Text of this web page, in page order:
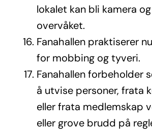
lokalet kan bli kamera
overvåket.
Fanahallen praktiserer
for mobbing og tyveri.
Fanahallen forbeholder
å utvise personer, frata
eller frata medlemskap
eller grove brudd på